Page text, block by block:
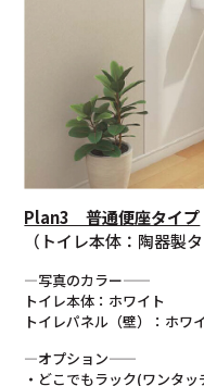
Plan3 普通便座タイプ
（トイレ本体：陶器製
—写真のカラー——
トイレ本体：ホワイト
トイレパネル（壁）：ホワ
—オプション——
・どこでもラック(ワンタ